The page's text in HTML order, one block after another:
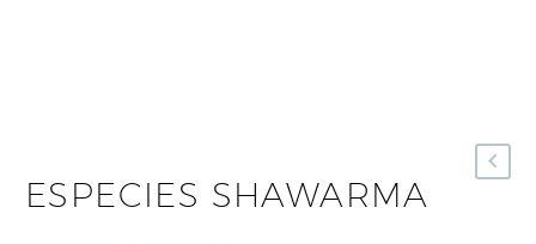
ESPECIES SHAWARMA